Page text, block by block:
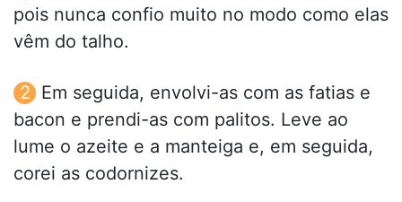
pois nunca confio muito no modo como elas
vêm do talho.
Em seguida, envolvi-as com as fatias e
bacon e prendi-as com palitos. Leve ao
lume o azeite e a manteiga e, em seguida,
corei as codornizes.